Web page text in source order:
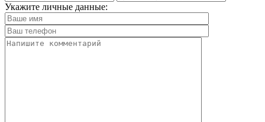
Укажите личные данные: